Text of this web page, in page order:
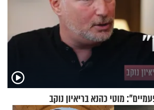
מוטי כהנא בריאיון נוקב